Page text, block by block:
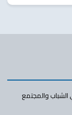
الشباب والمجتمع